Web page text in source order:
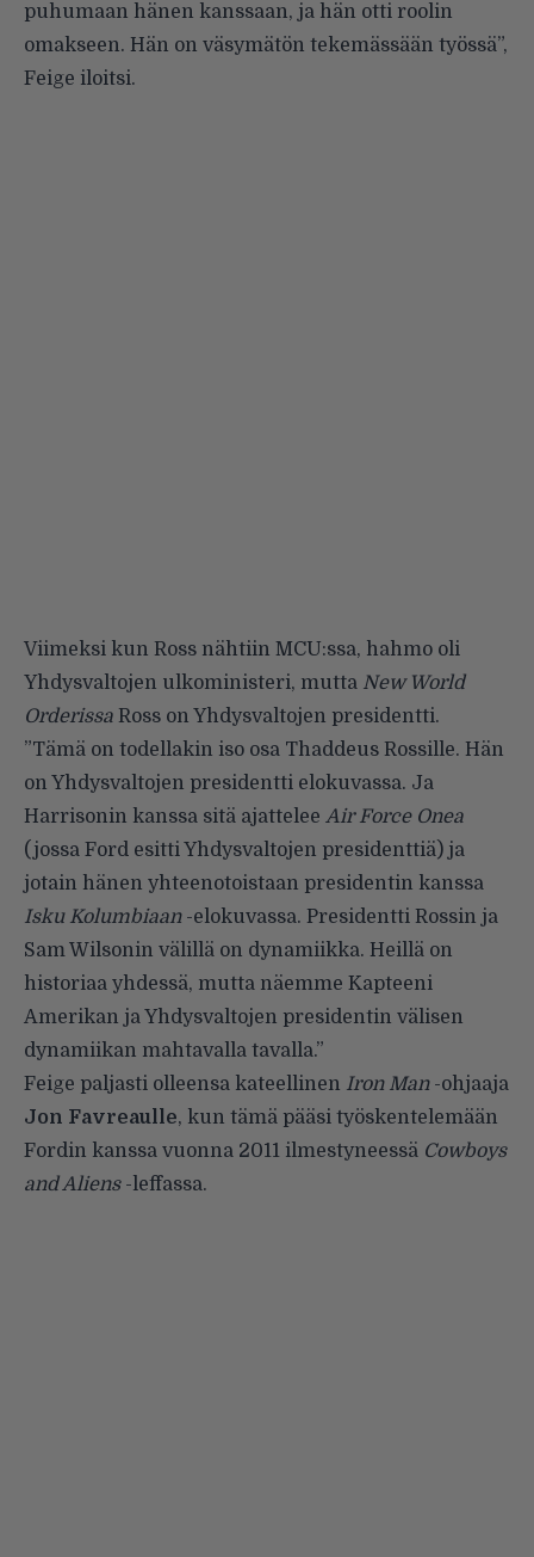
puhumaan hänen kanssaan, ja hän otti roolin
omakseen. Hän on väsymätön tekemässään työssä”,
Feige iloitsi.
Viimeksi kun Ross nähtiin MCU:ssa, hahmo oli
Yhdysvaltojen ulkoministeri, mutta New World
Orderissa Ross on Yhdysvaltojen presidentti.
”Tämä on todellakin iso osa Thaddeus Rossille. Hän
on Yhdysvaltojen presidentti elokuvassa. Ja
Harrisonin kanssa sitä ajattelee Air Force Onea
(jossa Ford esitti Yhdysvaltojen presidenttiä) ja
jotain hänen yhteenotoistaan presidentin kanssa
Isku Kolumbiaan-elokuvassa. Presidentti Rossin ja
Sam Wilsonin välillä on dynamiikka. Heillä on
historiaa yhdessä, mutta näemme Kapteeni
Amerikan ja Yhdysvaltojen presidentin välisen
dynamiikan mahtavalla tavalla.”
Feige paljasti olleensa kateellinen Iron Man-ohjaaja
Jon Favreaulle, kun tämä pääsi työskentelemään
Fordin kanssa vuonna 2011 ilmestyneessä Cowboys
and Aliens-leffassa.